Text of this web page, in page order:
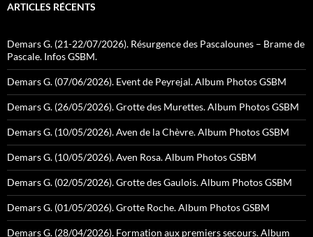
ARTICLES RÉCENTS
Demars G. (21-22/07/2026). Résurgence des Pascalounes – Brame de
Pascale. Infos GSBM.
Demars G. (07/06/2026). Event de Peyrejal. Album Photos GSBM
Demars G. (26/05/2026). Grotte des Murettes. Album Photos GSBM
Demars G. (10/05/2026). Aven de la Chèvre. Album Photos GSBM
Demars G. (10/05/2026). Aven Rosa. Album Photos GSBM
Demars G. (02/05/2026). Grotte des Gaulois. Album Photos GSBM
Demars G. (01/05/2026). Grotte Roche. Album Photos GSBM
Demars G. (28/04/2026). Formation aux premiers secours. Album